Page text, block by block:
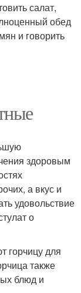
салат,
обед
и говорить
здоровым
а вкус и
удовольствие
о
горчицу для
также
блюд и